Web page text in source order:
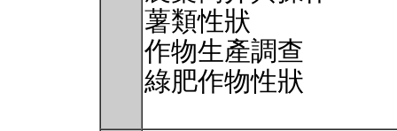
薯類性狀
作物生產調查
綠肥作物性狀